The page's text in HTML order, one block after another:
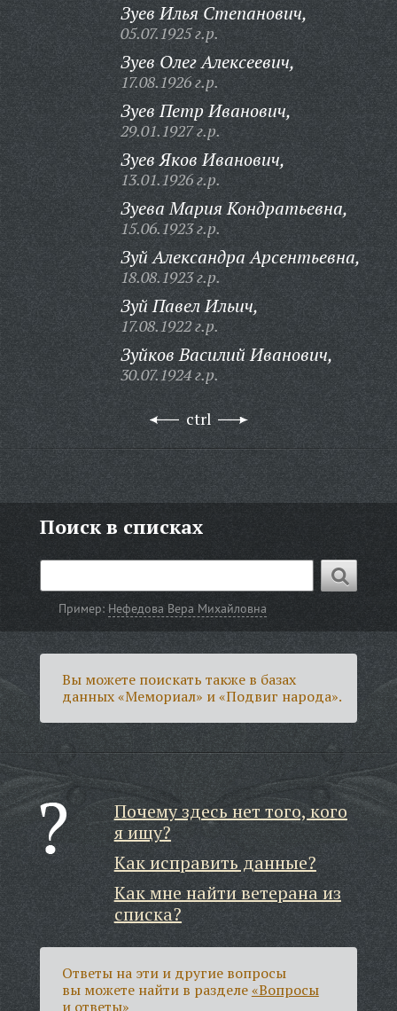
Зуев Илья Степанович,
05.07.1925 г.р.
Зуев Олег Алексеевич,
17.08.1926 г.р.
Зуев Петр Иванович,
29.01.1927 г.р.
Зуев Яков Иванович,
13.01.1926 г.р.
Зуева Мария Кондратьевна,
15.06.1923 г.р.
Зуй Александра Арсентьевна,
18.08.1923 г.р.
Зуй Павел Ильич,
17.08.1922 г.р.
Зуйков Василий Иванович,
30.07.1924 г.р.
ctrl
Поиск в списках
Пример: Нефедова Вера Михайловна
Вы можете поискать также в базах
данных «Мемориал» и «Подвиг народа».
Почему здесь нет того, кого
я ищу?
Как исправить данные?
Как мне найти ветерана из
списка?
Ответы на эти и другие вопросы
вы можете найти в разделе«Вопросы
и ответы»